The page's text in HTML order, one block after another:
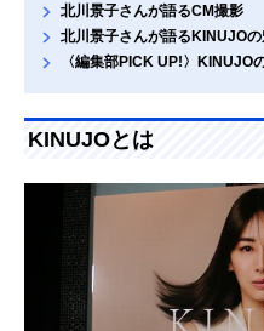
北川景子さんが語るCM撮影
北川景子さんが語るKINUJOの
〈編集部PICK UP!〉KINUJO
KINUJOとは